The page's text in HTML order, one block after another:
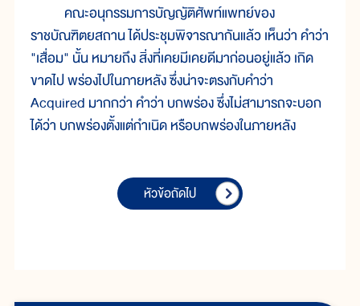
คณะอนุกรรมการบัญญัติศัพท์แพทย์ของ
ราชบัณฑิตยสถาน ได้ประชุมพิจารณากันแล้ว เห็นว่า คำว่า
"เสื่อม" นั้น หมายถึง สิ่งที่เคยมีเคยดีมาก่อนอยู่แล้ว เกิด
ขาดไป พร่องไปในภายหลัง ซึ่งน่าจะตรงกับคำว่า
Acquired มากกว่า คำว่า บกพร่อง ซึ่งไม่สามารถจะบอก
ได้ว่า บกพร่องตั้งแต่กำเนิด หรือบกพร่องในภายหลัง
หัวข้อถัดไป